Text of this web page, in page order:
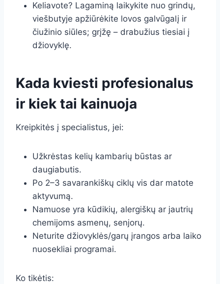
Keliavote? Lagaminą laikykite nuo grindų,
viešbutyje apžiūrėkite lovos galvūgalį ir
čiužinio siūles; grįžę – drabužius tiesiai į
džiovyklę.
Kada kviesti profesionalus
ir kiek tai kainuoja
Kreipkitės į specialistus, jei:
Užkrėstas kelių kambarių būstas ar
daugiabutis.
Po 2–3 savarankiškų ciklų vis dar matote
aktyvumą.
Namuose yra kūdikių, alergiškų ar jautrių
chemijoms asmenų, senjorų.
Neturite džiovyklės/garų įrangos arba laiko
nuosekliai programai.
Ko tikėtis: